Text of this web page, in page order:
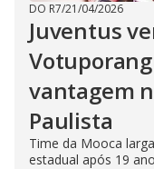
DO R7/21/04/2026
Juventus
vantagem
Paulista
Time da Mooca
estadual após 19